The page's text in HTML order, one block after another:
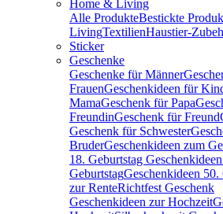
Home & Living
Alle ProdukteBestickte
LivingTextilienHaustier-
Sticker
Geschenke
Geschenke für Männer
FrauenGeschenkideen für
MamaGeschenk für Papa
FreundinGeschenk für Freund
Geschenk für Schwester
BruderGeschenkideen zum
18. Geburtstag
GeburtstagGeschenkideen 50.
zur RenteRichtfest Geschenk
Geschenkideen zur Hochzeit